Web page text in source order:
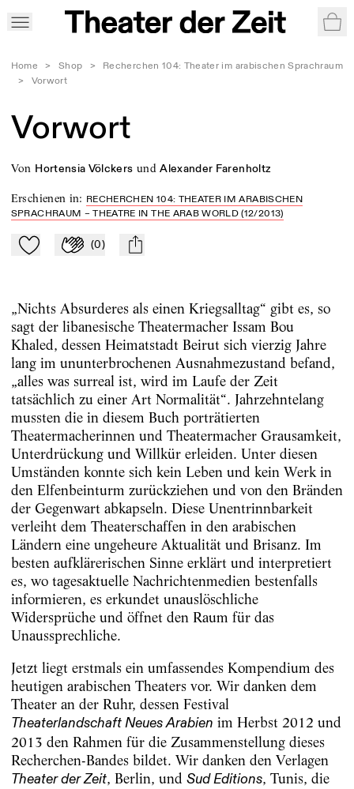
Home > Shop >
Recherchen 104: Theater im arabischen Sprachraum
>
Vorwort
Vorwort
von Hortensia Völckers und Alexander Farenholtz
Erschienen in: RECHERCHEN 104: THEATER IM ARABISCHEN
SPRACHRAUM – THEATRE IN THE ARAB WORLD (12/2013)
Zu Mein-TdZ hinzufügen
Applaudieren
(0) mail
„Nichts Absurderes als einen Kriegsalltag“ gibt es, so
sagt der libanesische Theatermacher Issam Bou
Khaled, dessen Heimatstadt Beirut sich vierzig Jahre
lang im ununterbrochenen Ausnahmezustand befand,
„alles was surreal ist, wird im Laufe der Zeit
tatsächlich zu einer Art Normalität“. Jahrzehntelang
mussten die in diesem Buch porträtierten
Theatermacherinnen und Theatermacher Grausamkeit,
Unterdrückung und Willkür erleiden. Unter diesen
Umständen konnte sich kein Leben und kein Werk in
den Elfenbeinturm zurückziehen und von den Bränden
der Gegenwart abkapseln. Diese Unentrinnbarkeit
verleiht dem Theaterschaffen in den arabischen
Ländern eine ungeheure Aktualität und Brisanz. Im
besten aufklärerischen Sinne erklärt und interpretiert
es, wo tagesaktuelle Nachrichtenmedien bestenfalls
informieren, es erkundet unauslöschliche
Widersprüche und öffnet den Raum für das
Unaussprechliche.
Jetzt liegt erstmals ein umfassendes Kompendium des
heutigen arabischen Theaters vor. Wir danken dem
Theater an der Ruhr, dessen Festival
Theaterlandschaft Neues Arabien im Herbst 2012 und
2013 den Rahmen für die Zusammenstellung dieses
Recherchen-Bandes bildet. Wir danken den Verlagen
Theater der Zeit, Berlin, und Sud Editions, Tunis, die